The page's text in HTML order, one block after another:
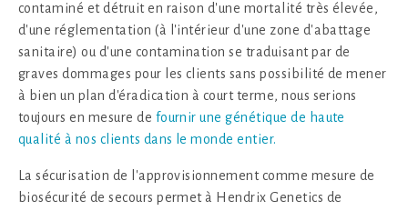
contaminé et détruit en raison d'une mortalité très élevée,
d'une réglementation (à l'intérieur d'une zone d'abattage
sanitaire) ou d'une contamination se traduisant par de
graves dommages pour les clients sans possibilité de mener
à bien un plan d'éradication à court terme, nous serions
toujours en mesure de fournir une génétique de haute
qualité à nos clients dans le monde entier.
La sécurisation de l'approvisionnement comme mesure de
biosécurité de secours permet à Hendrix Genetics de